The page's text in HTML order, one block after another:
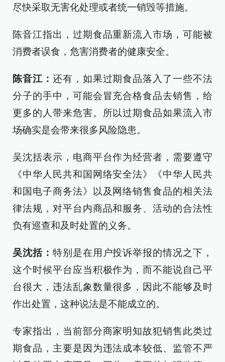
尽快采取无害化处理或者统一销毁等措施。
陈音江指出，过期食品重新流入市场，可能被
消费者误食，危害消费者的健康安全。
陈音江： 还有，如果过期食品落入了一些不法
分子的手中，可能会冒充合格食品去销售，给
更多的人带来危害。所以过期食品如果流入市
场确实是会带来很多风险隐患。
吴沈括表示，电商平台作为经营者，需要遵守
《中华人民共和国网络安全法》《中华人民共
和国电子商务法》以及网络销售食品的相关法
律法规，对平台内商品和服务、活动的合法性
负有巡查和及时处置的义务。
吴沈括： 特别是在用户投诉举报的情况之下，
这个时候平台应当积极作为，而不能说自己平
台很大，违法乱象数量很多，因此不能够及时
作出处置，这种说法是不能成立的。
专家指出，当前部分商家明知故犯销售此类过
期食品，主要是因为违法成本较低、监管不严